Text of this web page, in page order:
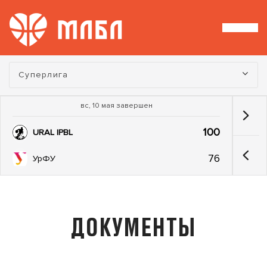
Турнир:
Суперлига
вс, 10 мая завершен
URAL IPBL 100
УрФУ 76
ДОКУМЕНТЫ